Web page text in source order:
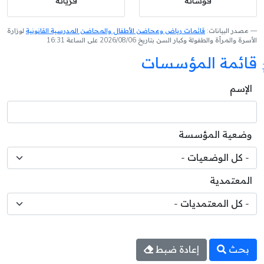
مصدر البيانات: قائمات رياض ومحاضن الأطفال والمحاضن المدرسية القانونية لوزارة
الأسرة والمرأة والطفولة وكبار السن بتاريخ 2026/08/06 على الساعة 16:31
قائمة المؤسسات
الإسم
وضعية المؤسسة
المعتمدية
بحث إعادة ضبط